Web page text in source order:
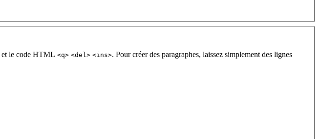
et le code HTML <q> <del> <ins>. Pour créer des paragraphes, laissez simplement des lignes